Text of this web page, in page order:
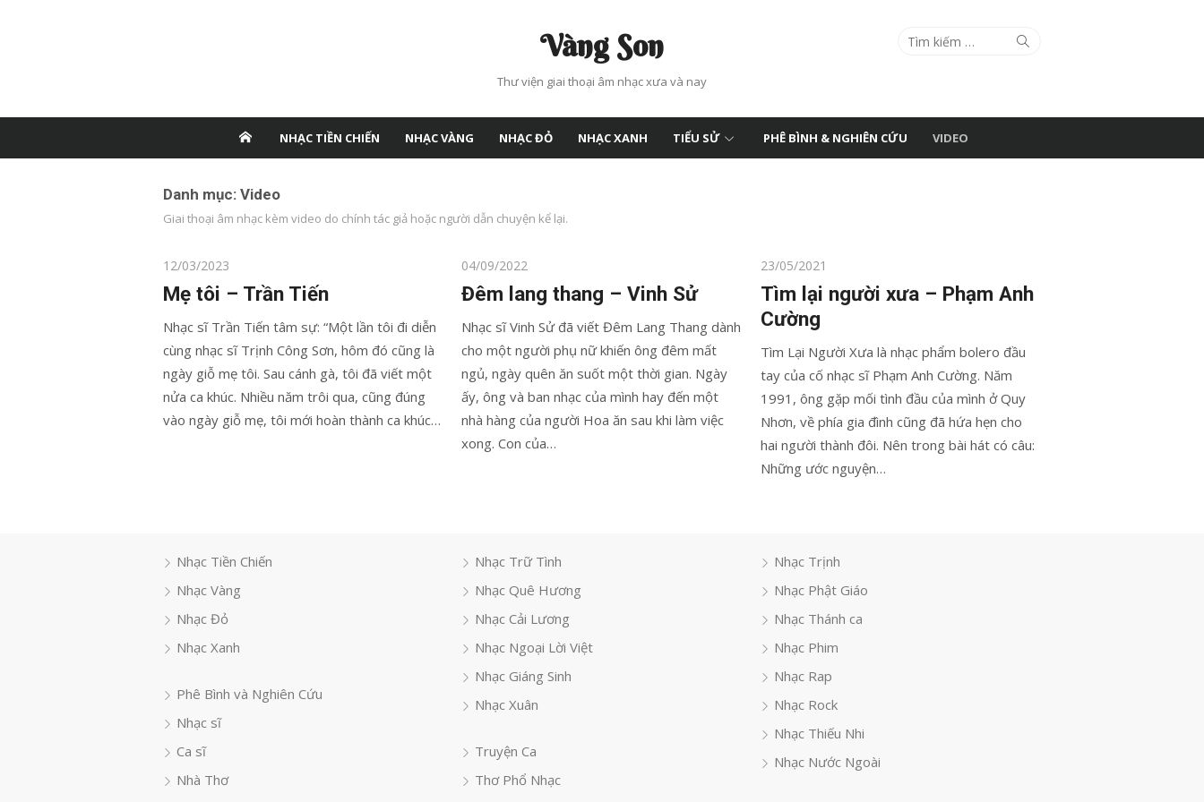
Vàng Son
Thư viện giai thoại âm nhạc xưa và nay
Search
Search
NHẠC TIỀN CHIẾN NHẠC VÀNG NHẠC ĐỎ NHẠC XANH TIỂU SỬ PHÊ BÌNH & NGHIÊN CỨU VIDEO
Danh mục: Video
Giai thoại âm nhạc kèm video do chính tác giả hoặc người dẫn chuyện kể lại.
Posted
on
12/03/2023
Mẹ tôi – Trần Tiến
Nhạc sĩ Trần Tiến tâm sự: “Một lần tôi đi diễn
cùng nhạc sĩ Trịnh Công Sơn, hôm đó cũng là
ngày giỗ mẹ tôi. Sau cánh gà, tôi đã viết một
nửa ca khúc. Nhiều năm trôi qua, cũng đúng
vào ngày giỗ mẹ, tôi mới hoàn thành ca khúc…
Posted
on
04/09/2022
Đêm lang thang – Vinh Sử
Nhạc sĩ Vinh Sử đã viết Đêm Lang Thang dành
cho một người phụ nữ khiến ông đêm mất
ngủ, ngày quên ăn suốt một thời gian. Ngày
ấy, ông và ban nhạc của mình hay đến một
nhà hàng của người Hoa ăn sau khi làm việc
xong. Con của…
Posted
on
23/05/2021
Tìm lại người xưa – Phạm Anh
Cường
Tìm Lại Người Xưa là nhạc phẩm bolero đầu
tay của cố nhạc sĩ Phạm Anh Cường. Năm
1991, ông gặp mối tình đầu của mình ở Quy
Nhơn, về phía gia đình cũng đã hứa hẹn cho
hai người thành đôi. Nên trong bài hát có câu:
Những ước nguyện…
Nhạc Tiền Chiến
Nhạc Vàng
Nhạc Đỏ
Nhạc Xanh
Phê Bình và Nghiên Cứu
Nhạc sĩ
Ca sĩ
Nhà Thơ
Nhạc Trữ Tình
Nhạc Quê Hương
Nhạc Cải Lương
Nhạc Ngoại Lời Việt
Nhạc Giáng Sinh
Nhạc Xuân
Truyện Ca
Thơ Phổ Nhạc
Nhạc Trịnh
Nhạc Phật Giáo
Nhạc Thánh ca
Nhạc Phim
Nhạc Rap
Nhạc Rock
Nhạc Thiếu Nhi
Nhạc Nước Ngoài